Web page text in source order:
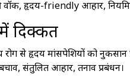
हृदय-friendly आहार,
दिक्कत
रोग से हृदय मांसपेशियों को
संतुलित आहार, तनाव प्रबंधन।